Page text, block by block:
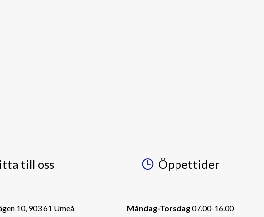
till oss
10, 903 61 Umeå
Öppettider
Måndag-Torsdag07.00-16.00